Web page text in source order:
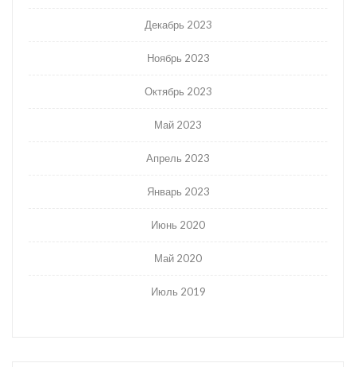
Декабрь 2023
Ноябрь 2023
Октябрь 2023
Май 2023
Апрель 2023
Январь 2023
Июнь 2020
Май 2020
Июль 2019